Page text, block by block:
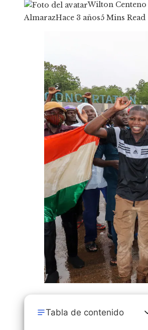
Wilton Centeno
AlmarazHace 3 años5 Mins Read
Tabla de contenido